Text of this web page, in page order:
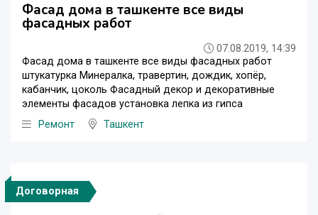
Фасад дома в ташкенте все виды
фасадных работ
07.08.2019, 14:39
Фасад дома в ташкенте все виды фасадных работ
штукатурка Минералка, травертин, дождик, хопёр,
кабанчик, цоколь Фасадный декор и декоративные
элементы фасадов установка лепка из гипса
Ремонт
Ташкент
Договорная